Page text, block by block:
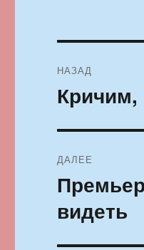
по
НАЗАД
Предыдущая
запись:
ДАЛЕЕ
Следующая
запись:
видеть